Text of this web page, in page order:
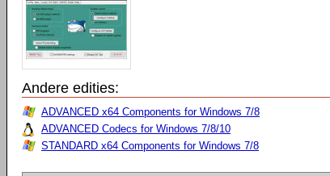
Andere edities:
ADVANCED x64 Components for Windows 7/8
ADVANCED Codecs for Windows 7/8/10
STANDARD x64 Components for Windows 7/8